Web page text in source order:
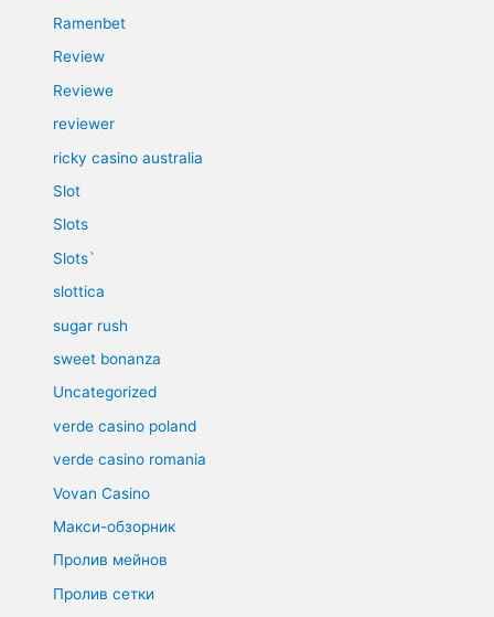
Ramenbet
Review
Reviewe
reviewer
ricky casino australia
Slot
Slots
Slots`
slottica
sugar rush
sweet bonanza
Uncategorized
verde casino poland
verde casino romania
Vovan Casino
Макси-обзорник
Пролив мейнов
Пролив сетки